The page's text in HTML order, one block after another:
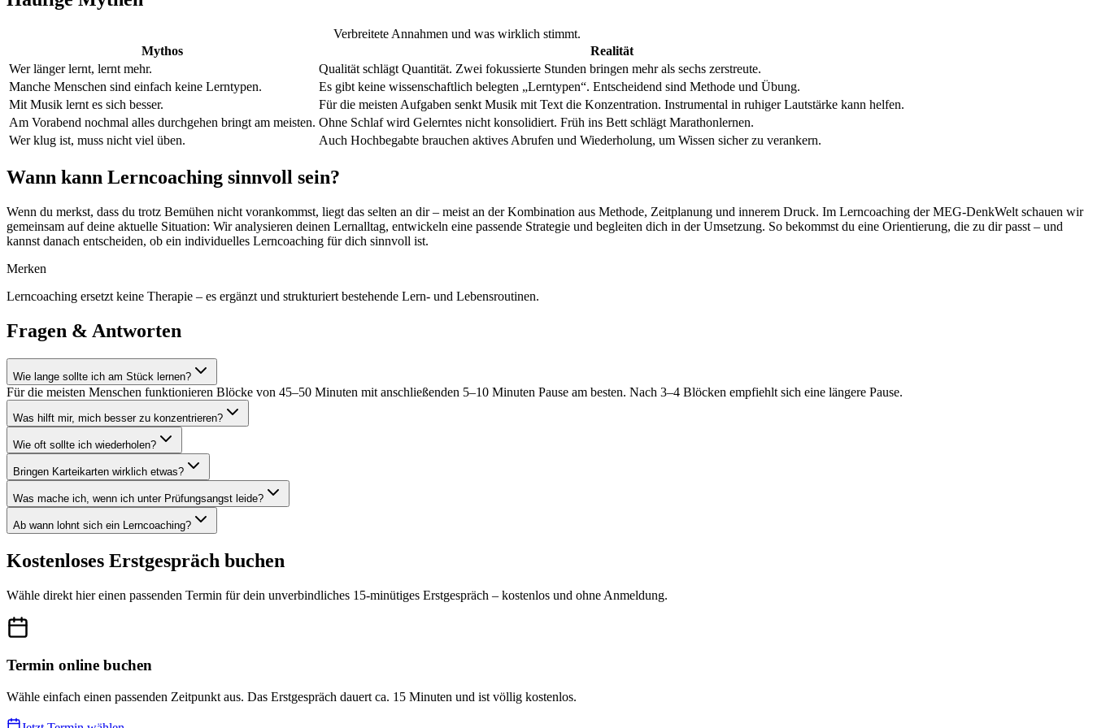
Verbreitete Annahmen und was wirklich stimmt.
Mythos
Realität
Wer länger lernt, lernt mehr.
Qualität schlägt Quantität. Zwei fokussierte Stunden bringen mehr als sechs zerstreute.
Manche Menschen sind einfach keine Lerntypen.
Es gibt keine wissenschaftlich belegten „Lerntypen“. Entscheidend sind Methode und Übung.
Mit Musik lernt es sich besser.
Für die meisten Aufgaben senkt Musik mit Text die Konzentration. Instrumental in ruhiger Lautstärke kann helfen.
Am Vorabend nochmal alles durchgehen bringt am meisten. Ohne Schlaf wird Gelerntes nicht konsolidiert. Früh ins Bett schlägt Marathonlernen.
Wer klug ist, muss nicht viel üben.
Auch Hochbegabte brauchen aktives Abrufen und Wiederholung, um Wissen sicher zu verankern.
Wann kann Lerncoaching sinnvoll sein?
Wenn du merkst, dass du trotz Bemühen nicht vorankommst, liegt das selten an dir – meist an der Kombination aus Methode, Zeitplanung und innerem Druck. Im Lerncoaching der MEG-DenkWelt schauen wir
gemeinsam auf deine aktuelle Situation: Wir analysieren deinen Lernalltag, entwickeln eine passende Strategie und begleiten dich in der Umsetzung. So bekommst du eine Orientierung, die zu dir passt – und
kannst danach entscheiden, ob ein individuelles Lerncoaching für dich sinnvoll ist.
Merken
Lerncoaching ersetzt keine Therapie – es ergänzt und strukturiert bestehende Lern- und Lebensroutinen.
Fragen & Antworten
Wie lange sollte ich am Stück lernen?
Für die meisten Menschen funktionieren Blöcke von 45–50 Minuten mit anschließenden 5–10 Minuten Pause am besten. Nach 3–4 Blöcken empfiehlt sich eine längere Pause.
Was hilft mir, mich besser zu konzentrieren?
Wie oft sollte ich wiederholen?
Bringen Karteikarten wirklich etwas?
Was mache ich, wenn ich unter Prüfungsangst leide?
Ab wann lohnt sich ein Lerncoaching?
Kostenloses Erstgespräch buchen
Wähle direkt hier einen passenden Termin für dein unverbindliches 15-minütiges Erstgespräch – kostenlos und ohne Anmeldung.
Termin online buchen
Wähle einfach einen passenden Zeitpunkt aus. Das Erstgespräch dauert ca. 15 Minuten und ist völlig kostenlos.